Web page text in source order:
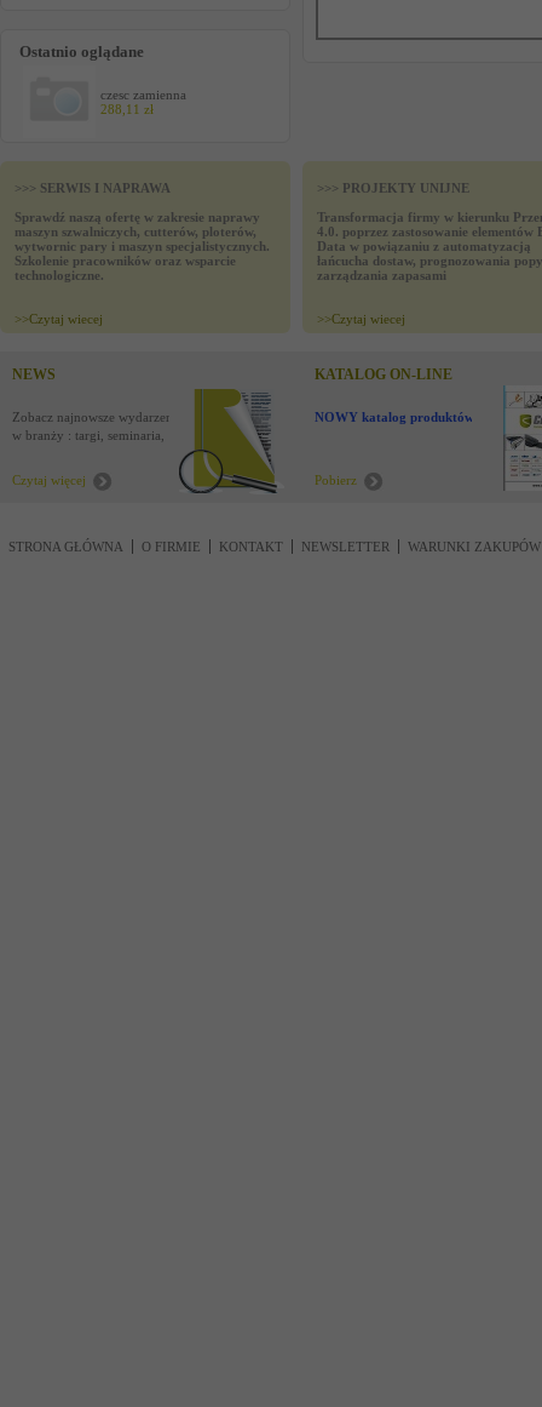
Ostatnio oglądane
czesc zamienna
288,11 zł
>>> SERWIS I NAPRAWA
Sprawdź naszą ofertę w zakresie naprawy
maszyn szwalniczych, cutterów, ploterów,
wytwornic pary i maszyn specjalistycznych.
Szkolenie pracowników oraz wsparcie
technologiczne.
>>Czytaj wiecej
>>> PROJEKTY UNIJNE
Transformacja firmy w kierunku
4.0. poprzez zastosowanie elementów
Data w powiązaniu z automatyzacją
łańcucha dostaw, prognozowania
zarządzania zapasami
>>Czytaj wiecej
NEWS
Zobacz najnowsze wydarzenia
w branży : targi, seminaria,
Czytaj więcej
KATALOG ON-LINE
NOWY katalog produktów !
Pobierz
STRONA GŁÓWNA O FIRMIE KONTAKT NEWSLETTER WARUNKI ZAKUPÓW